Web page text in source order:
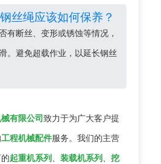
丝绳应该如何保养？
有断丝、变形或锈蚀等情况，
。避免超载作业，以延长钢丝
有限公司致力于为广大客户提
工程机械配件服务。我们的主营
起重机系列、 装载机系列、 挖